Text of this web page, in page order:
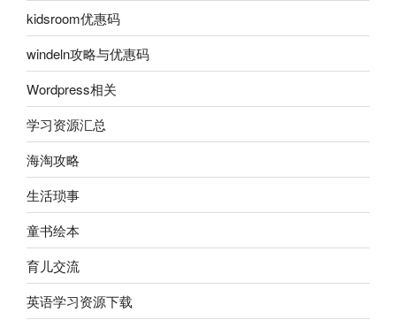
kidsroom优惠码
windeln攻略与优惠码
Wordpress相关
学习资源汇总
海淘攻略
生活琐事
童书绘本
育儿交流
英语学习资源下载